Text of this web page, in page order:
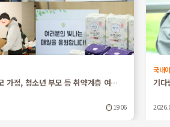
가정, 청소년 부모 등 취약계층 여…
1906
국내
기다